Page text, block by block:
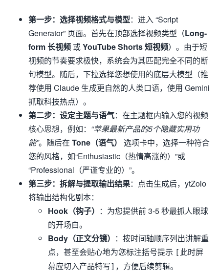
第一步：选择视频格式与模型：进入 “Script
Generator” 页面。首先在顶部选择视频类型（Long-
form 长视频 或YouTube Shorts 短视频）。由于短
视频的节奏要求极快，系统会为其匹配完全不同的断
句模型。随后，下拉选择您想使用的底层大模型（推
荐使用 Claude 生成更自然的人类口语，使用 Gemini
抓取科技热点）。
第二步：设定主题与语气：在主题框内输入您的视频
核心思想，例如： “苹果最新产品的5个隐藏实用功
能”。随后在 Tone（语气）
选项卡中，选择一种符合
您的风格，如“Enthusiastic（热情高涨的）”或
“Professional（严谨专业的）”。
第三步：拆解与提取输出结果：点击生成后，ytZolo
将输出结构化剧本：
Hook（钩子） ：为您提供前 3-5 秒最抓人眼球
的开场白。
Body（正文分镜） ：按时间轴顺序列出讲解重
点，甚至会贴心地为您标注括号提示 [此时屏
幕应切入产品特写] ，方便后续剪辑。